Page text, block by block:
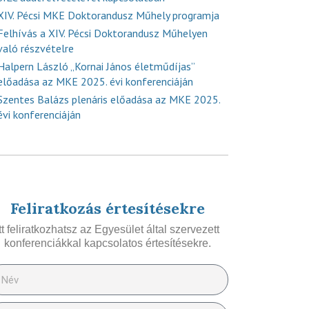
Pécsi MKE Doktorandusz Műhely programja
a XIV. Pécsi Doktorandusz Műhelyen
részvételre
László „Kornai János életműdíjas”
az MKE 2025. évi konferenciáján
Balázs plenáris előadása az MKE 2025.
konferenciáján
Feliratkozás értesítésekre
feliratkozhatsz az Egyesület által szervezett
konferenciákkal kapcsolatos értesítésekre.